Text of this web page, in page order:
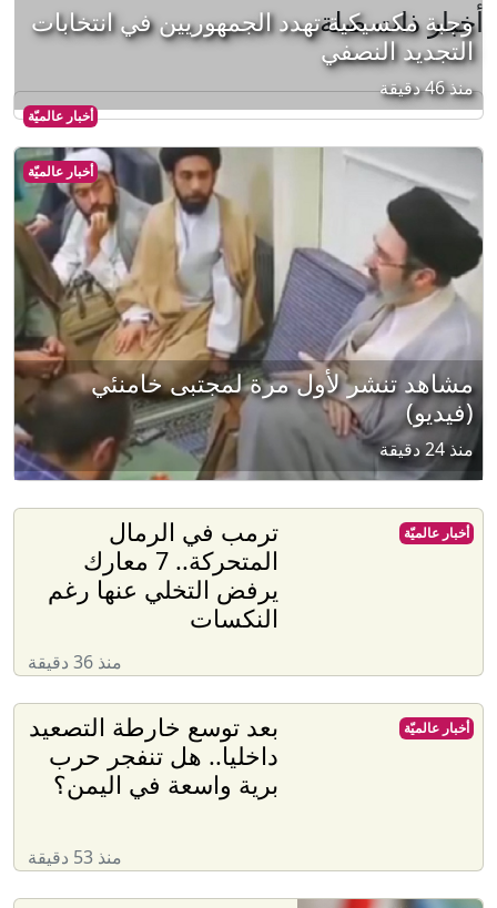
أخبار ذات صلة
أخبار عالميّة
وجبة مكسيكية تهدد الجمهوريين في انتخابات
التجديد النصفي
منذ 46 دقيقة
أخبار عالميّة
مشاهد تنشر لأول مرة لمجتبى خامنئي
(فيديو)
منذ 24 دقيقة
ترمب في الرمال
المتحركة.. 7 معارك
يرفض التخلي عنها رغم
النكسات
منذ 36 دقيقة
أخبار عالميّة
بعد توسع خارطة التصعيد
داخليا.. هل تنفجر حرب
برية واسعة في اليمن؟
منذ 53 دقيقة
أخبار عالميّة